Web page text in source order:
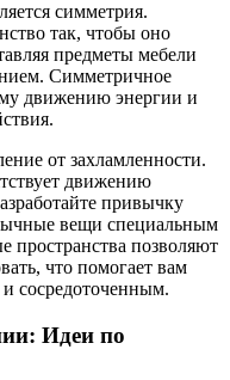
симметрия.
так, чтобы оно
предметы мебели
Симметричное
движению энергии и
от захламленности.
движению
привычку
вещи специальным
пространства позволяют
что помогает вам
сосредоточенным.
Идеи по